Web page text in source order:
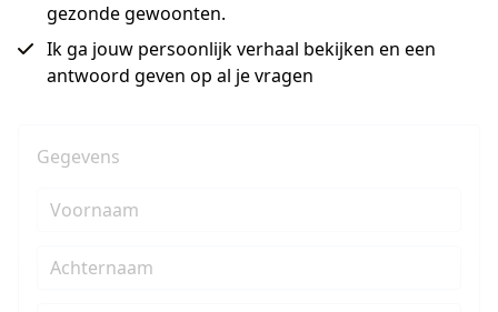
gezonde gewoonten.
Ik ga jouw persoonlijk verhaal bekijken en een
antwoord geven op al je vragen
Gegevens
Voornaam
Achternaam